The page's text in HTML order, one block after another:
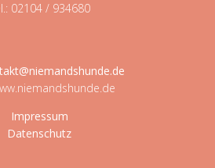
02104 / 934680
Impressum
Datenschutz